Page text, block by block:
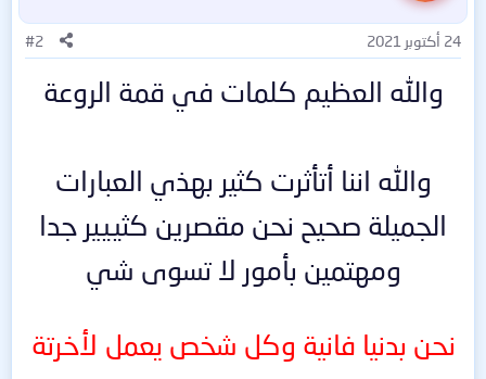
24 أكتوبر 2021 #2
والله العظيم كلمات في قمة الروعة
والله اننا أتأثرت كثير بهذي العبارات
الجميلة صحيح نحن مقصرين كثييير جدا
ومهتمين بأمور لا تسوى شي
نحن بدنيا فانية وكل شخص يعمل لأخرتة